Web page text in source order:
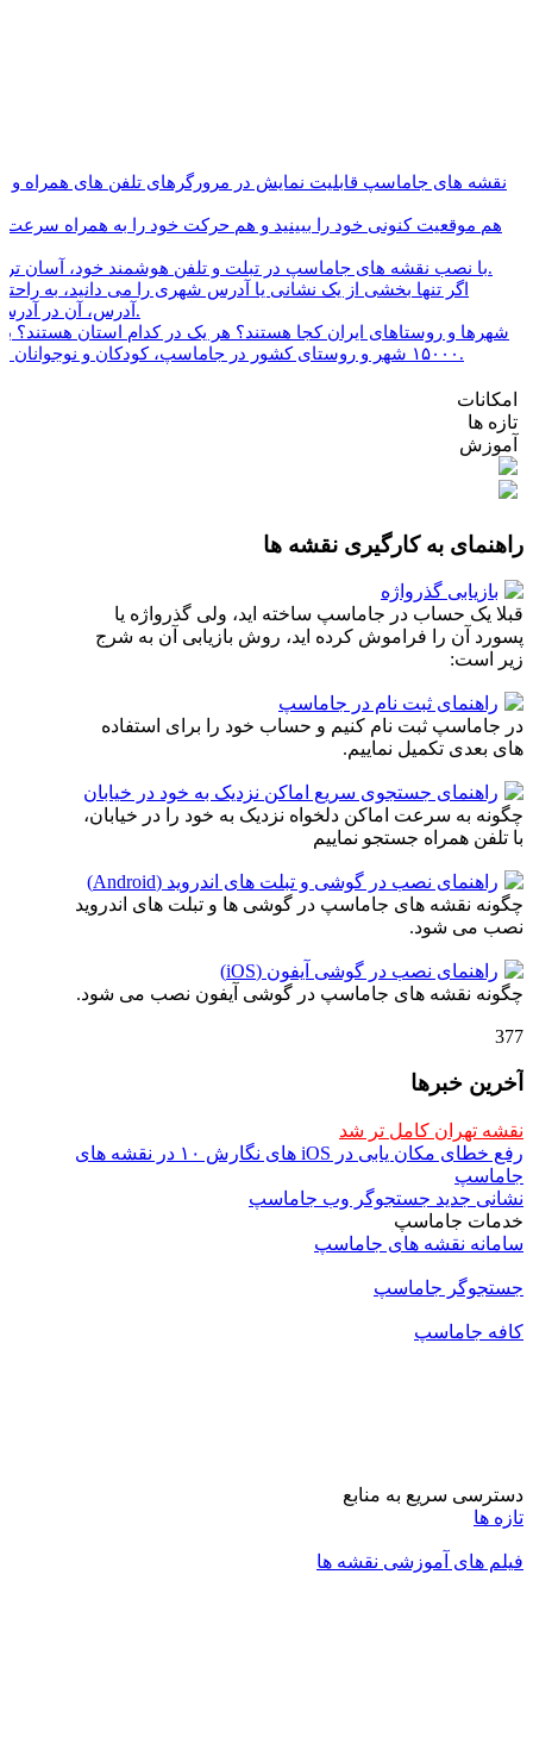
امکانات
تازه ها
آموزش
راهنمای به کارگیری نقشه ها
بازیابی گذرواژه
قبلا یک حساب در جاماسپ ساخته اید، ولی گذرواژه یا
پسورد آن را فراموش کرده اید، روش بازیابی آن به شرج
زیر است:
راهنمای ثبت نام در جاماسپ
در جاماسپ ثبت نام کنیم و حساب خود را برای استفاده
های بعدی تکمیل نماییم.
راهنمای جستجوی سریع اماکن نزدیک به خود در خیابان
چگونه به سرعت اماکن دلخواه نزدیک به خود را در خیابان،
با تلفن همراه جستجو نماییم
راهنمای نصب در گوشی و تبلت های اندروید (Android)
چگونه نقشه های جاماسپ در گوشی ها و تبلت های اندروید
نصب می شود.
راهنمای نصب در گوشی آیفون (iOS)
چگونه نقشه های جاماسپ در گوشی آیفون نصب می شود.
377
آخرین خبرها
نقشه تهران کامل تر شد
رفع خطای مکان یابی در iOS های نگارش ۱۰ در نقشه های
جاماسپ
نشانی جدید جستجوگر وب جاماسپ
خدمات جاماسپ
سامانه نقشه های جاماسپ
جستجوگر جاماسپ
کافه جاماسپ
دسترسی سریع به منابع
تازه ها
فیلم های آموزشی نقشه ها